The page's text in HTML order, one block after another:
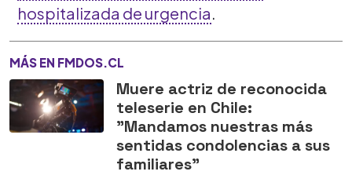
hospitalizada de urgencia.
MÁS EN FMDOS.CL
Muere actriz de reconocida
teleserie en Chile:
"Mandamos nuestras más
sentidas condolencias a sus
familiares"